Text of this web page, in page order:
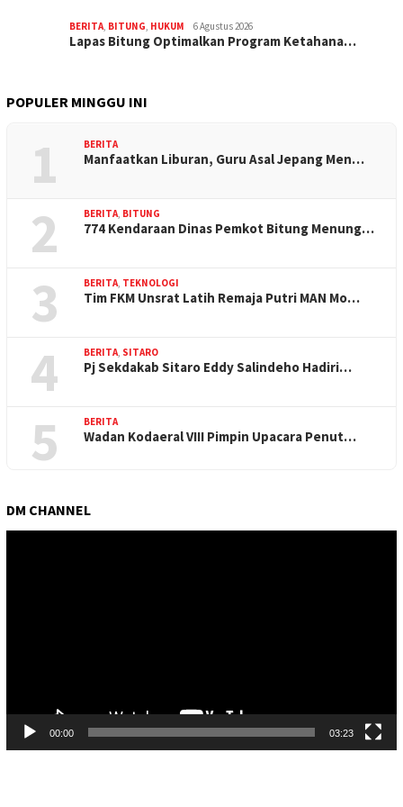
BERITA BITUNG HUKUM 6 Agustus 2026
Lapas Bitung Optimalkan Program Ketahana…
POPULER MINGGU INI
1 BERITA
Manfaatkan Liburan, Guru Asal Jepang Men…
2 BERITA BITUNG
774 Kendaraan Dinas Pemkot Bitung Menung…
3 BERITA TEKNOLOGI
Tim FKM Unsrat Latih Remaja Putri MAN Mo…
4 BERITA SITARO
Pj Sekdakab Sitaro Eddy Salindeho Hadiri…
5 BERITA
Wadan Kodaeral VIII Pimpin Upacara Penut…
DM CHANNEL
00:00 03:23